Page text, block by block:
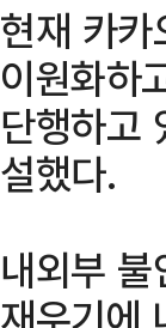
현재 카
이원화하
단행하고
설했다.
내외부
재우기에